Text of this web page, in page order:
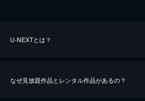
U-NEXTとは？
なぜ見放題作品とレンタル作品があるの？